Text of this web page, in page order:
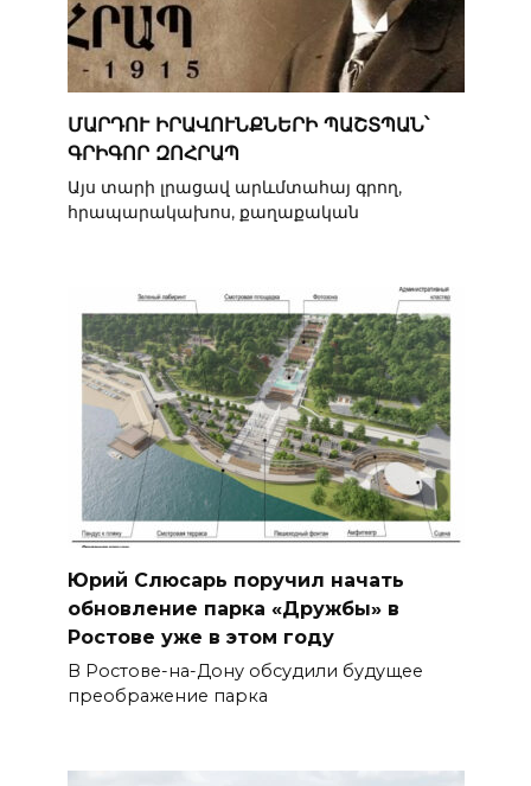
ՄԱՐԴՈՒ ԻՐԱՎՈՒՆՔՆԵՐԻ ՊԱՇՏՊԱՆ՝
ԳՐԻԳՈՐ ԶՈՀՐԱՊ
Այս տարի լրացավ արևմտահայ գրող,
հրապարակախոս, քաղաքական
Юрий Слюсарь поручил начать
обновление парка «Дружбы» в
Ростове уже в этом году
В Ростове-на-Дону обсудили будущее
преображение парка